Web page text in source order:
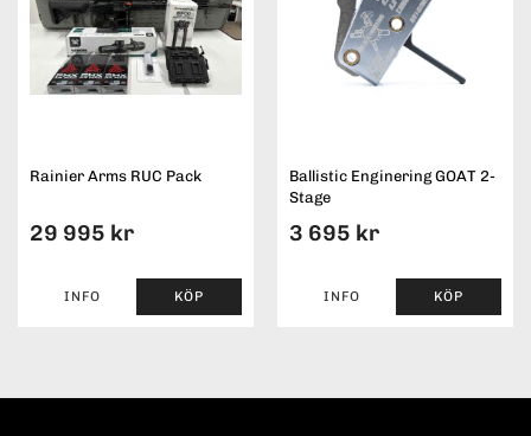
Rainier Arms RUC Pack
29 995 kr
INFO KÖP
Ballistic Enginering GOAT 2-
Stage
3 695 kr
INFO KÖP